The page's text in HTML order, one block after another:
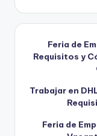
Feria de
Requisitos y
Trabajar en
Feria de